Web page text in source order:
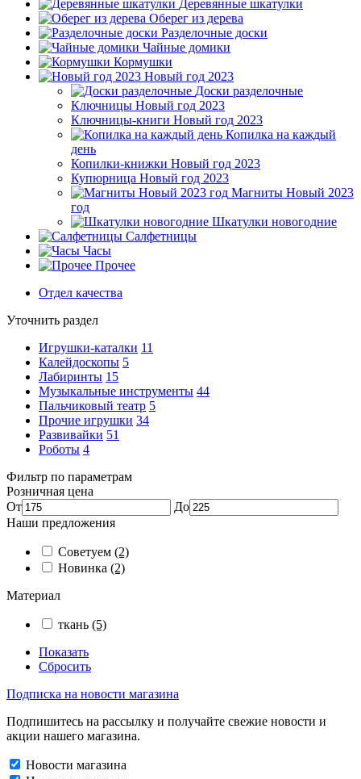
Деревянные шкатулки
Оберег из дерева
Разделочные доски
Чайные домики
Кормушки
Новый год 2023
Доски разделочные
Ключницы Новый год 2023
Ключницы-книги Новый год 2023
Копилка на каждый
день
Копилки-книжки Новый год 2023
Купюрница Новый год 2023
Магниты Новый 2023
год
Шкатулки новогодние
Салфетницы
Часы
Прочее
Отдел качества
Уточнить раздел
Игрушки-каталки 11
Калейдоскопы 5
Лабиринты 15
Музыкальные инструменты 44
Пальчиковый театр 5
Прочие игрушки 34
Развивайки 51
Роботы 4
Фильтр по параметрам
Розничная цена
От
До
Наши предложения
Советуем (2)
Новинка (2)
Материал
ткань (5)
Показать
Сбросить
Подписка на новости магазина
Подпишитесь на рассылку и получайте свежие новости и
акции нашего магазина.
Новости магазина